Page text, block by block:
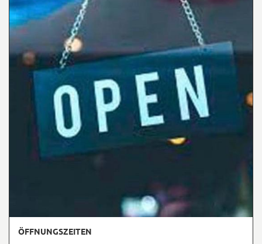
ÖFFNUNGSZEITEN